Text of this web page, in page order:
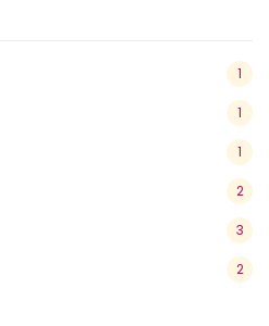
1
1
1
2
3
2